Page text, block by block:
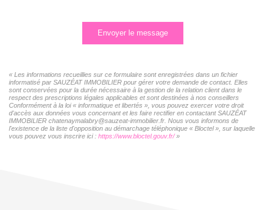
Envoyer le message
« Les informations recueillies sur ce formulaire sont enregistrées dans un fichier
informatisé par SAUZÉAT IMMOBILIER pour gérer votre demande de contact. Elles
sont conservées pour la durée nécessaire à la gestion de la relation client dans le
respect des prescriptions légales applicables et sont destinées à nos conseillers
Conformément à la loi « informatique et libertés », vous pouvez exercer votre droit
d'accès aux données vous concernant et les faire rectifier en contactant SAUZÉAT
IMMOBILIER chatenaymalabry@sauzeat-immobilier.fr. Nous vous informons de
l'existence de la liste d'opposition au démarchage téléphonique « Bloctel », sur laquelle
vous pouvez vous inscrire ici : https://www.bloctel.gouv.fr/»